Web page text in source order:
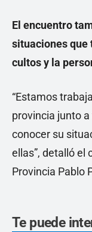
El encuentro
situaciones que
cultos y la
“Estamos
provincia junto
conocer su
ellas”, detalló el
Provincia Pablo
Te puede